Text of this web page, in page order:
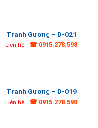
Tranh Gương – D-021
Liên hệ ☎ 0915.278.598
Tranh Gương – D-019
Liên hệ ☎ 0915.278.598